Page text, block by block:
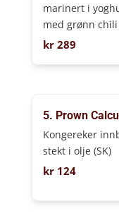
marinert i
med grønn chili
kr289
5. Prown
Kongereker
stekt i olje (SK)
kr124